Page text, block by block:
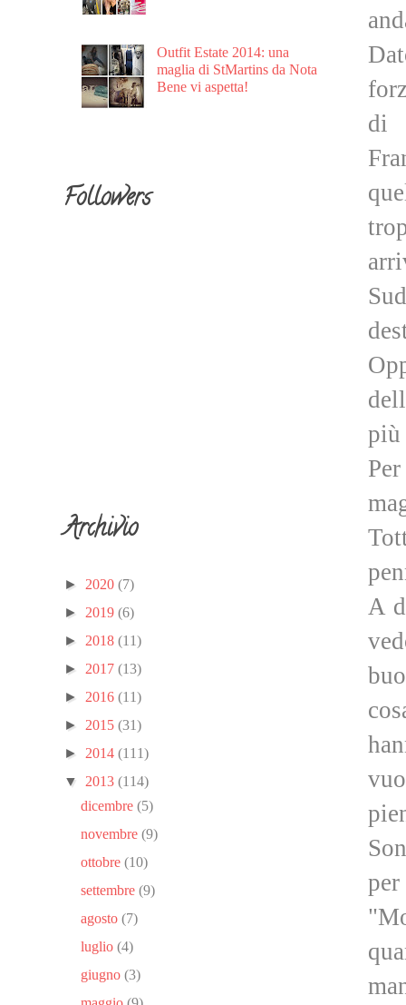
di
più
A
Outfit Estate 2014: una
maglia di StMartins da Nota
Bene vi aspetta!
Followers
Archivio
► 2020 (7)
► 2019 (6)
► 2018 (11)
► 2017 (13)
► 2016 (11)
► 2015 (31)
► 2014 (111)
▼ 2013 (114)
dicembre(5)
novembre(9)
ottobre(10)
settembre(9)
agosto(7)
luglio(4)
giugno(3)